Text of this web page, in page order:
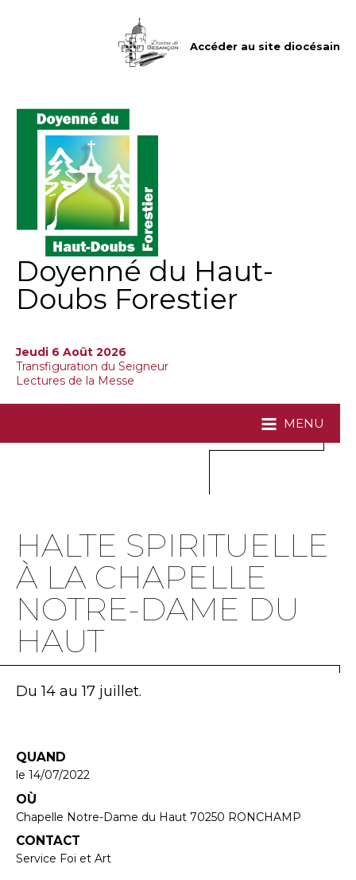
Accéder au site diocésain
Doyenné du Haut-
Doubs Forestier
Jeudi 6 Août 2026
Transfiguration du Seigneur
Lectures de la Messe
MENU
HALTE SPIRITUELLE
À LA CHAPELLE
NOTRE-DAME DU
HAUT
Du 14 au 17 juillet.
QUAND
le 14/07/2022
OÙ
Chapelle Notre-Dame du Haut 70250 RONCHAMP
CONTACT
Service Foi et Art